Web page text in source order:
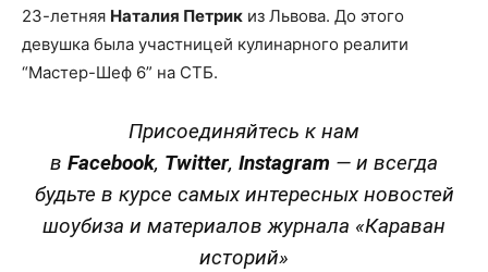
23-летняя Наталия Петрик из Львова. До этого
девушка была участницей кулинарного реалити
“Мастер-Шеф 6” на СТБ.
Присоединяйтесь к нам
в Facebook, Twitter, Instagram — и всегда
будьте в курсе самых интересных новостей
шоубиза и материалов журнала «Караван
историй»